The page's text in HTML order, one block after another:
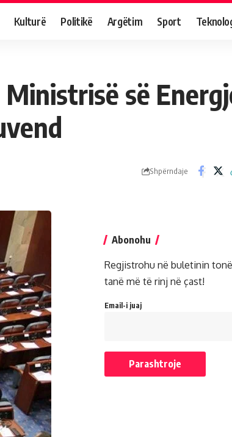
Kulturë Politikë Argëtim Sport
së
Shpërndaje
Abonohu
Regjistrohu në buletinin
tanë më të rinj në çast!
Email-i juaj